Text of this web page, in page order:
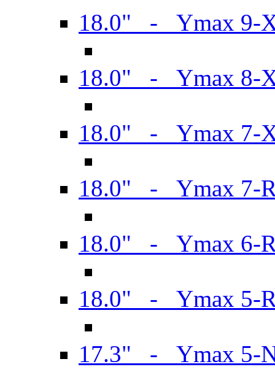
18.0" - Ymax 9-
18.0" - Ymax 8-
18.0" - Ymax 7-
18.0" - Ymax 7-
18.0" - Ymax 6-
18.0" - Ymax 5-
17.3" - Ymax 5-